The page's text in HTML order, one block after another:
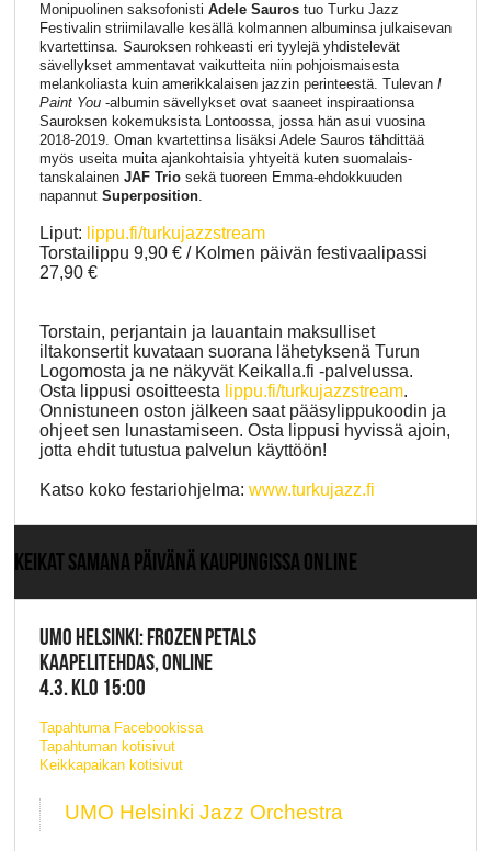
Monipuolinen saksofonisti Adele Saurostuo Turku Jazz
Festivalin striimilavalle kesällä kolmannen albuminsa julkaisevan
kvartettinsa. Sauroksen rohkeasti eri tyylejä yhdistelevät
sävellykset ammentavat vaikutteita niin pohjoismaisesta
melankoliasta kuin amerikkalaisen jazzin perinteestä. Tulevan I
Paint You-albumin sävellykset ovat saaneet inspiraationsa
Sauroksen kokemuksista Lontoossa, jossa hän asui vuosina
2018-2019. Oman kvartettinsa lisäksi Adele Sauros tähdittää
myös useita muita ajankohtaisia yhtyeitä kuten suomalais-
tanskalainen JAF Triosekä tuoreen Emma-ehdokkuuden
napannut Superposition.
Liput: lippu.fi/turkujazzstream
Torstailippu 9,90 € / Kolmen päivän festivaalipassi
27,90 €
Torstain, perjantain ja lauantain maksulliset
iltakonsertit kuvataan suorana lähetyksenä Turun
Logomosta ja ne näkyvät Keikalla.fi -palvelussa.
Osta lippusi osoitteesta lippu.fi/turkujazzstream.
Onnistuneen oston jälkeen saat pääsylippukoodin ja
ohjeet sen lunastamiseen. Osta lippusi hyvissä ajoin,
jotta ehdit tutustua palvelun käyttöön!
Katso koko festariohjelma: www.turkujazz.fi
KEIKAT SAMANA PÄIVÄNÄ KAUPUNGISSA ONLINE
UMO HELSINKI: FROZEN PETALS
KAAPELITEHDAS, ONLINE
4.3. KLO 15:00
Tapahtuma Facebookissa
Tapahtuman kotisivut
Keikkapaikan kotisivut
UMO Helsinki Jazz Orchestra